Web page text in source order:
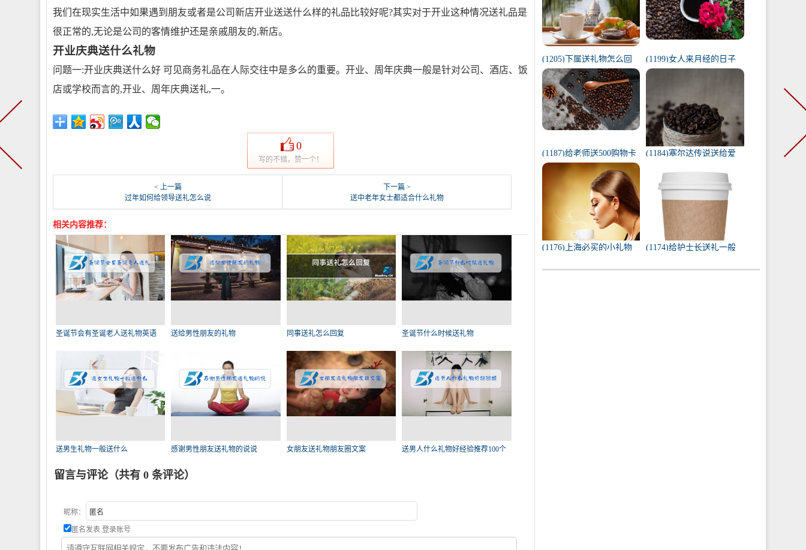
我们在现实生活中如果遇到朋友或者是公司新店开业送送什么样的礼品比较好呢?其实对于开业这种情况送礼品是
很正常的,无论是公司的客情维护还是亲戚朋友的,新店。
开业庆典送什么礼物
问题一:开业庆典送什么好 可见商务礼品在人际交往中是多么的重要。开业、周年庆典一般是针对公司、酒店、饭
店或学校而言的,开业、周年庆典送礼,一。
0
写的不错，赞一个！
< 上一篇
过年如何给领导送礼怎么说
下一篇 >
送中老年女士都适合什么礼物
相关内容推荐：
圣诞节会有圣诞老人送礼物英语 送给男性朋友的礼物 同事送礼怎么回复 圣诞节什么时候送礼物
送男生礼物一般送什么 感谢男性朋友送礼物的说说 女朋友送礼物朋友圈文案 送男人什么礼物好经验推荐100个
留言与评论（共有 0 条评论）
昵称：
匿名发表 登录账号
(1205)下属送礼物怎么回
复（下属给我送礼我该如
何回复）
(1199)女人来月经的日子
代表什么（1一31日月经代
(1187)给老师送500购物卡
少吗（给老师送500还是
1000）
(1184)塞尔达传说送给爱
任务100只蚱蜢）
(1176)上海必买的小礼物
(1174)给护士长送礼一般
实用的东西）